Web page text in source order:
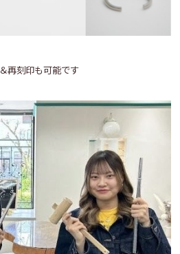
再刻印も可能です